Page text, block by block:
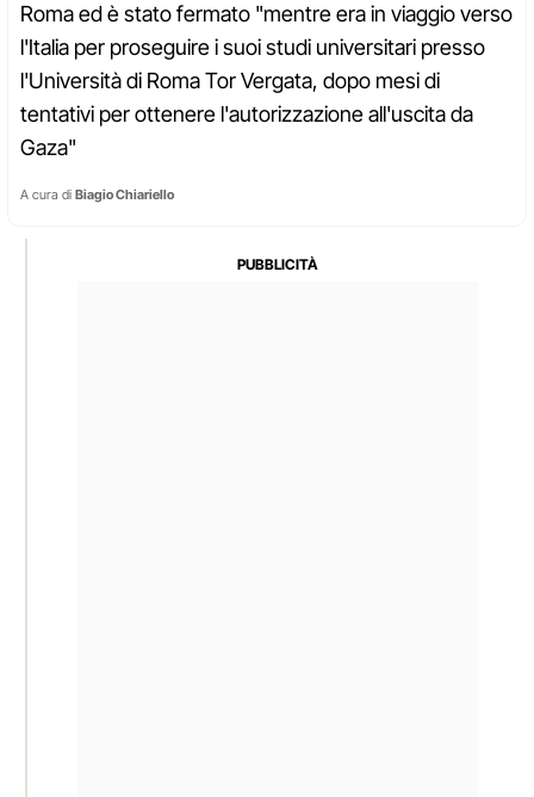
Roma ed è stato fermato "mentre era in viaggio verso
l'Italia per proseguire i suoi studi universitari presso
l'Università di Roma Tor Vergata, dopo mesi di
tentativi per ottenere l'autorizzazione all'uscita da
Gaza"
A cura di Biagio Chiariello